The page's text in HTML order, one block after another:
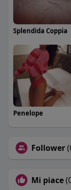
Splendida Coppia
Penelope
Follower
Mi piace